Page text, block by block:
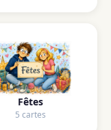
Fêtes
5 cartes